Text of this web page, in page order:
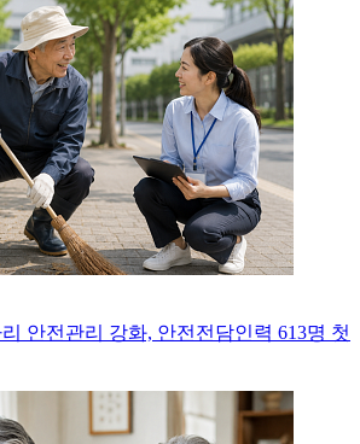
안전관리 강화, 안전전담인력 613명 첫